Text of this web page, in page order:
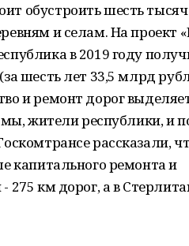
обустроить шесть
и селам. На проект
в 2019 году
шесть лет 33,5 млрд
и ремонт дорог
жители республики, и
рассказали,
капитального ремонта и
км дорог, а в